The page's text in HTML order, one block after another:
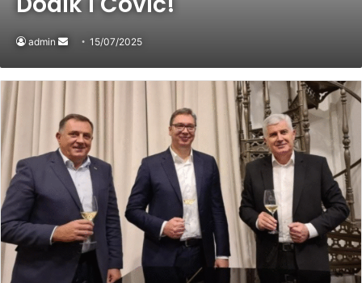
admin
Send
email
15/07/2025